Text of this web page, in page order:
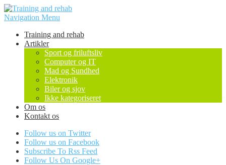
Navigation Menu
Training and rehab
Artikler
Sport og friluftsliv
Computer og IT
Mad og Sundhed
Elektronik
Biler og sjov
Ikke kategoriseret
Om os
Kontakt os
Follow us on Twitter
Follow us on Facebook
Subscribe To Rss Feed
Follow Us On Google+